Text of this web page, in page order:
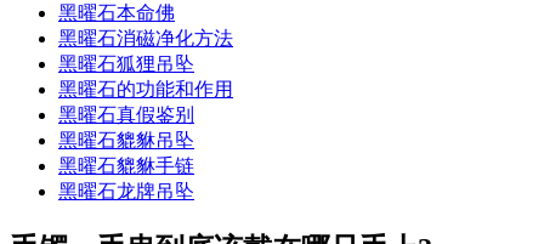
黑曜石本命佛
黑曜石消磁净化方法
黑曜石狐狸吊坠
黑曜石的功能和作用
黑曜石真假鉴别
黑曜石貔貅吊坠
黑曜石貔貅手链
黑曜石龙牌吊坠